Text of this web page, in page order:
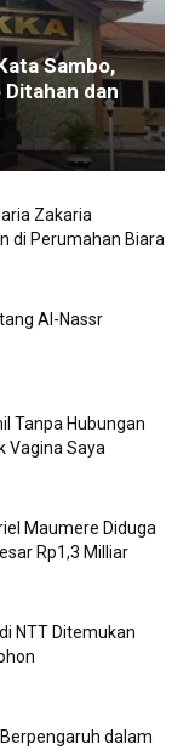
Sambo,
dan
Zakaria
di Perumahan Biara
Al-Nassr
Tanpa Hubungan
Vagina Saya
Maumere Diduga
Rp1,3 Milliar
NTT Ditemukan
dalam